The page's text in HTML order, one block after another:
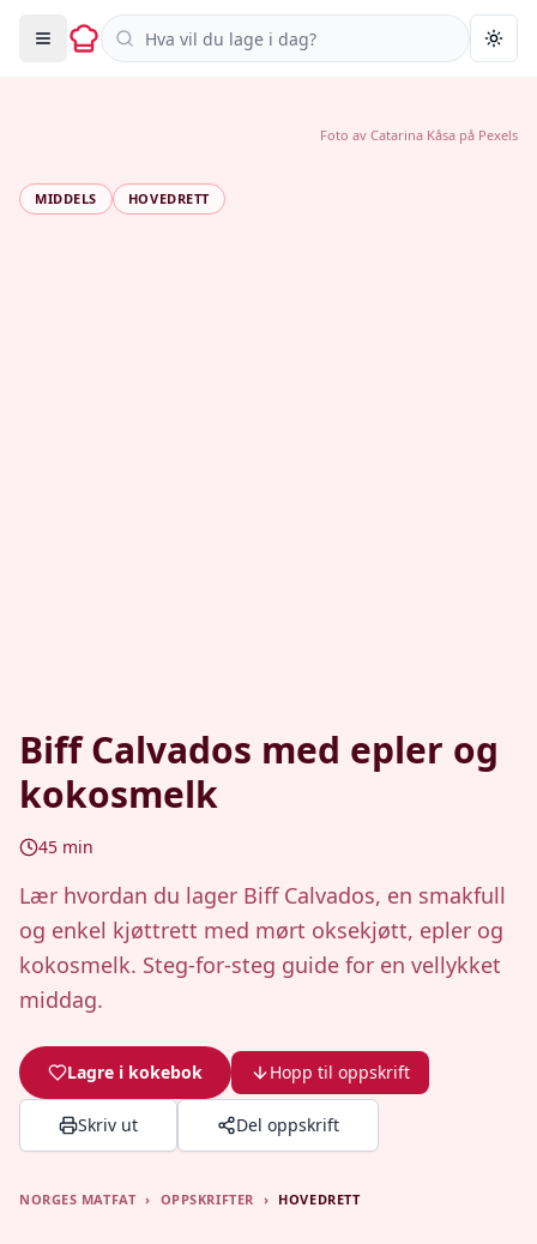
Søk i oppskrifter
MIDDELS HOVEDRETT
Biff Calvados med epler og
kokosmelk
45 min
Lær hvordan du lager Biff Calvados, en smakfull
og enkel kjøttrett med mørt oksekjøtt, epler og
kokosmelk. Steg-for-steg guide for en vellykket
middag.
Lagre i kokebok Hopp til oppskrift
Skriv ut Del oppskrift
Foto av Catarina Kåsa på Pexels
NORGES MATFAT › OPPSKRIFTER › HOVEDRETT